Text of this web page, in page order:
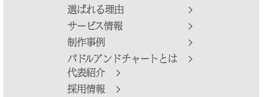
選ばれる理由
サービス情報
制作事例
パドルアンドチャートとは
代表紹介
採用情報